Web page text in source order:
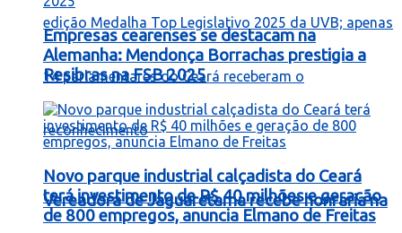
Vereadora de Jaguaretama recebe honraria na
Empresas cearenses se destacam na
Alemanha: Mendonça Borrachas prestigia a
Resibras na FSB 2025
Novo parque industrial calçadista do Ceará
terá investimento de R$ 40 milhões e geração
de 800 empregos, anuncia Elmano de Freitas